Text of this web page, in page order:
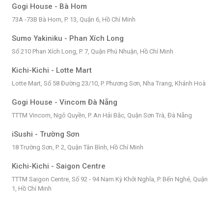
Gogi House - Bà Hom
73A -73B Bà Hom, P. 13, Quận 6, Hồ Chí Minh
Sumo Yakiniku - Phan Xích Long
Số 210 Phan Xích Long, P. 7, Quận Phú Nhuận, Hồ Chí Minh
Kichi-Kichi - Lotte Mart
Lotte Mart, Số 58 Đường 23/10, P. Phương Sơn, Nha Trang, Khánh Hoà
Gogi House - Vincom Đà Nẵng
TTTM Vincom, Ngô Quyền, P. An Hải Bắc, Quận Sơn Trà, Đà Nẵng
iSushi - Trường Sơn
18 Trường Sơn, P. 2, Quận Tân Bình, Hồ Chí Minh
Kichi-Kichi - Saigon Centre
TTTM Saigon Centre, Số 92 - 94 Nam Kỳ Khởi Nghĩa, P. Bến Nghé, Quận
1, Hồ Chí Minh